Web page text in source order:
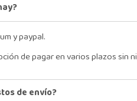
y paypal.
de pagar en varios plazos sin
de envío?